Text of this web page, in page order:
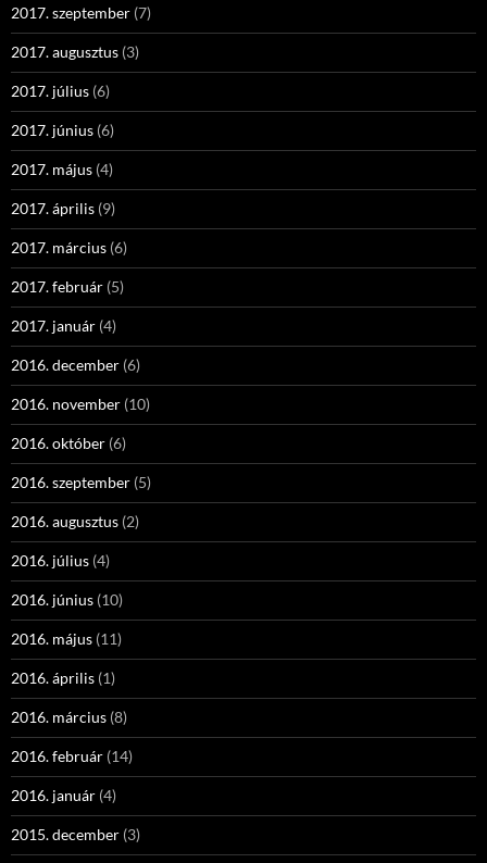
2017. szeptember (7)
2017. augusztus (3)
2017. július (6)
2017. június (6)
2017. május (4)
2017. április (9)
2017. március (6)
2017. február (5)
2017. január (4)
2016. december (6)
2016. november (10)
2016. október (6)
2016. szeptember (5)
2016. augusztus (2)
2016. július (4)
2016. június (10)
2016. május (11)
2016. április (1)
2016. március (8)
2016. február (14)
2016. január (4)
2015. december (3)